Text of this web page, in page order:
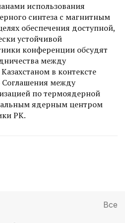
использования
синтеза с магнитным
обеспечения доступной,
устойчивой
конференции обсудят
между
в контексте
Соглашения между
по термоядерной
ядерным центром
РК.
Все